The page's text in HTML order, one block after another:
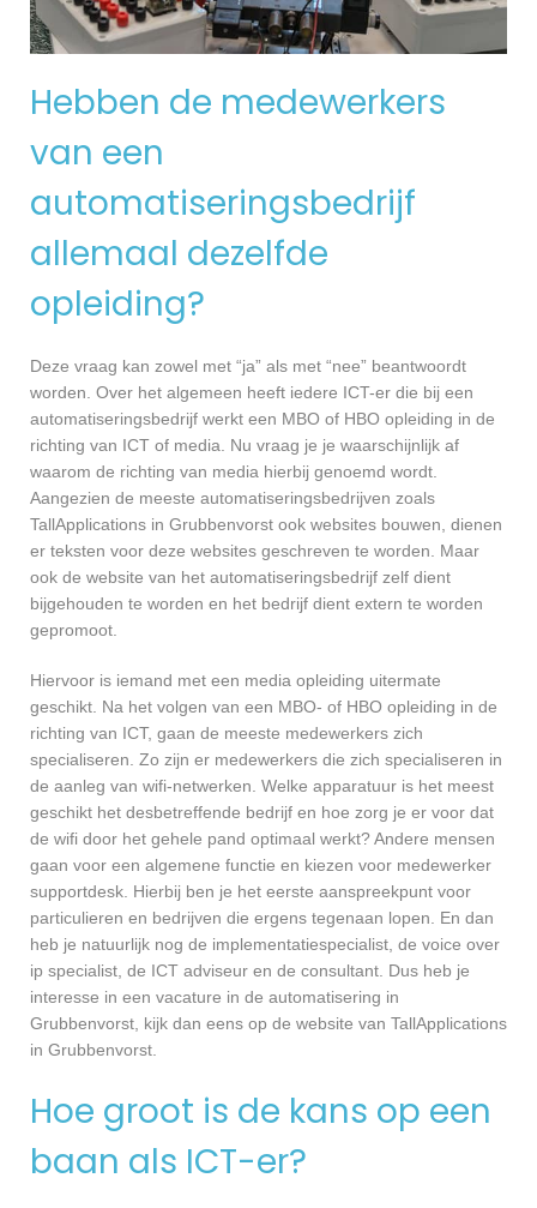
Hebben de medewerkers
van een
automatiseringsbedrijf
allemaal dezelfde
opleiding?
Deze vraag kan zowel met “ja” als met “nee” beantwoordt
worden. Over het algemeen heeft iedere ICT-er die bij een
automatiseringsbedrijf werkt een MBO of HBO opleiding in de
richting van ICT of media. Nu vraag je je waarschijnlijk af
waarom de richting van media hierbij genoemd wordt.
Aangezien de meeste automatiseringsbedrijven zoals
TallApplications in Grubbenvorst ook websites bouwen, dienen
er teksten voor deze websites geschreven te worden. Maar
ook de website van het automatiseringsbedrijf zelf dient
bijgehouden te worden en het bedrijf dient extern te worden
gepromoot.
Hiervoor is iemand met een media opleiding uitermate
geschikt. Na het volgen van een MBO- of HBO opleiding in de
richting van ICT, gaan de meeste medewerkers zich
specialiseren. Zo zijn er medewerkers die zich specialiseren in
de aanleg van wifi-netwerken. Welke apparatuur is het meest
geschikt het desbetreffende bedrijf en hoe zorg je er voor dat
de wifi door het gehele pand optimaal werkt? Andere mensen
gaan voor een algemene functie en kiezen voor medewerker
supportdesk. Hierbij ben je het eerste aanspreekpunt voor
particulieren en bedrijven die ergens tegenaan lopen. En dan
heb je natuurlijk nog de implementatiespecialist, de voice over
ip specialist, de ICT adviseur en de consultant. Dus heb je
interesse in een vacature in de automatisering in
Grubbenvorst, kijk dan eens op de website van TallApplications
in Grubbenvorst.
Hoe groot is de kans op een
baan als ICT-er?